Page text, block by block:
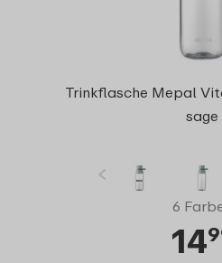
Trinkflasche Mepal
sage
6
14